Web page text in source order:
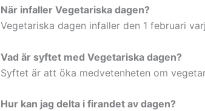
När infaller Vegetariska dagen?
Vegetariska dagen infaller den 1 februari
Vad är syftet med Vegetariska dagen?
Syftet är att öka medvetenheten om
Hur kan jag delta i firandet av dagen?